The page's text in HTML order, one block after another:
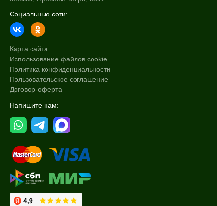
Социальные сети:
Карта сайта
Использование файлов cookie
Политика конфиденциальности
Пользовательское соглашение
Договор-оферта
Напишите нам: